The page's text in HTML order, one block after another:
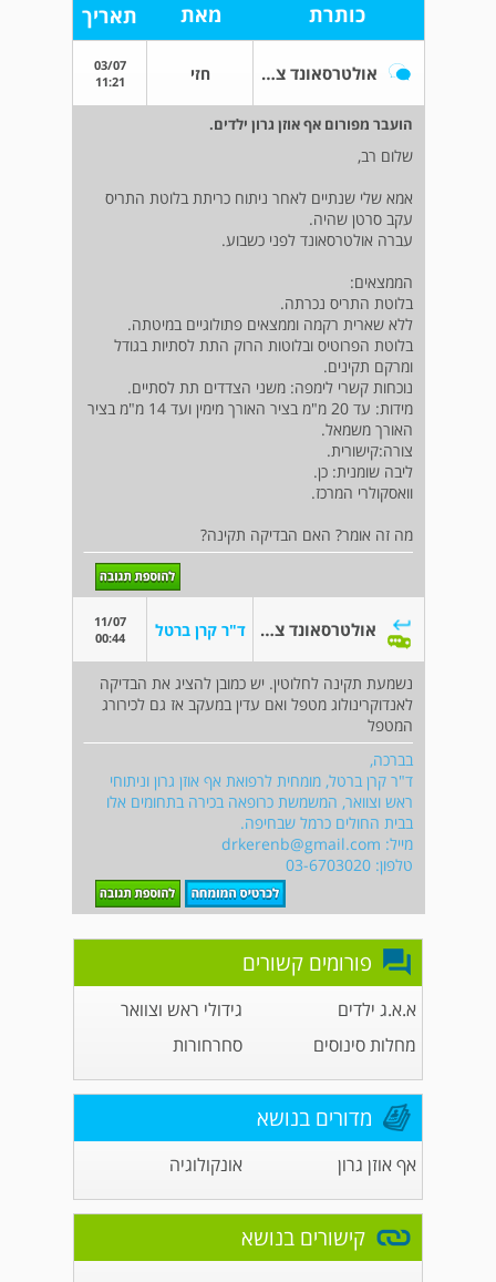
כותרת מאת תאריך
אולטרסאונד צוואר חזי
03/07
11:21
הועבר מפורום אף אוזן גרון ילדים.
שלום רב,
אמא שלי שנתיים לאחר ניתוח כריתת בלוטת התריס
עקב סרטן שהיה.
עברה אולטרסאונד לפני כשבוע.
הממצאים:
בלוטת התריס נכרתה.
ללא שארית רקמה וממצאים פתולוגיים במיטתה.
בלוטת הפרוטיס ובלוטות הרוק התת לסתיות בגודל
ומרקם תקינים.
נוכחות קשרי לימפה: משני הצדדים תת לסתיים.
מידות: עד 20 מ"מ בציר האורך מימין ועד 14 מ"מ בציר
האורך משמאל.
צורה:קישורית.
ליבה שומנית: כן.
וואסקולרי המרכז.
מה זה אומר? האם הבדיקה תקינה?
אולטרסאונד צוואר ד"ר קרן ברטל
11/07
00:44
נשמעת תקינה לחלוטין. יש כמובן להציג את הבדיקה
לאנדוקרינולוג מטפל ואם עדין במעקב אז גם לכירורג
המטפל
בברכה,
ד"ר קרן ברטל, מומחית לרפואת אף אוזן גרון וניתוחי
ראש וצוואר, המשמשת כרופאה בכירה בתחומים אלו
בבית החולים כרמל שבחיפה.
מייל: drkerenb@gmail.com
טלפון: 03-6703020
פורומים קשורים
א.א.ג ילדים
גידולי ראש וצוואר
מחלות סינוסים
סחרחורות
מדורים בנושא
אף אוזן גרון אונקולוגיה
קישורים בנושא